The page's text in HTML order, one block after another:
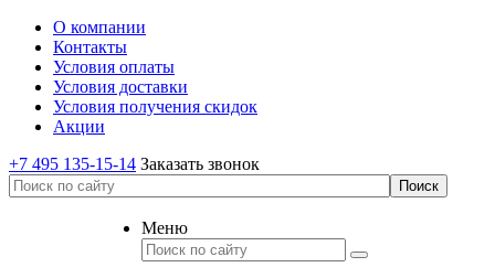
О компании
Контакты
Условия оплаты
Условия доставки
Условия получения скидок
Акции
+7 495 135-15-14 Заказать звонок
Меню